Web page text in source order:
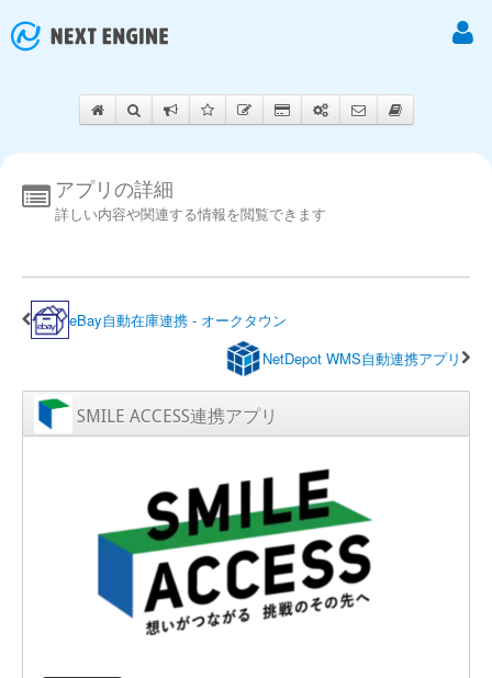
アプリの詳細
詳しい内容や関連する情報を閲覧できます
eBay自動在庫連携 - オークタウン
NetDepot WMS自動連携アプリ
SMILE ACCESS連携アプリ